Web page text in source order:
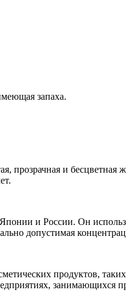
запаха.
прозрачная и
и России. Он
допустимая
продуктов,
занимающихся